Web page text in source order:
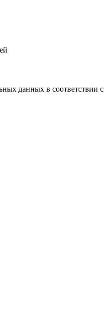
данных в соответствии с